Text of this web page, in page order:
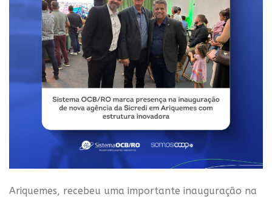
Ariquemes, recebeu uma importante inauguração na